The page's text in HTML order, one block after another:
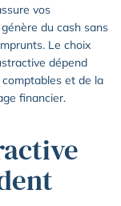
vos
du cash sans
Le choix
dépend
et de la
financier.